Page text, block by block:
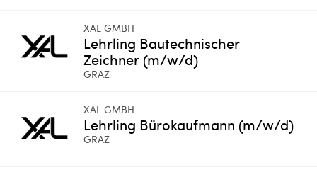
XAL GMBH
Lehrling Bautechnischer
Zeichner (m/w/d)
GRAZ
XAL GMBH
Lehrling Bürokaufmann (m/w/d)
GRAZ